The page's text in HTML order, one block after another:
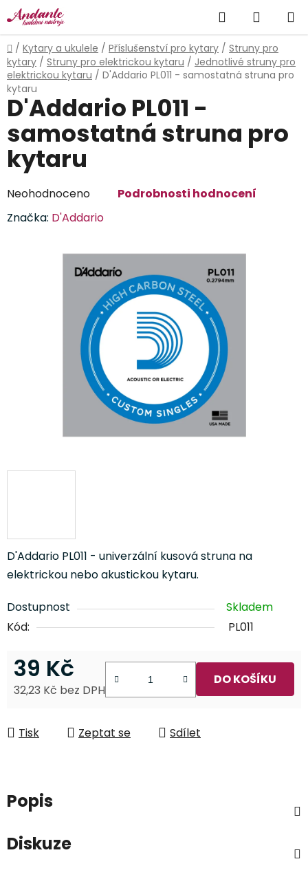
Přejít
na
obsah
Hledat
KOŠÍK
Domů
/ Kytary a ukulele / Příslušenství pro kytary / Struny pro
kytary / Struny pro elektrickou kytaru / Jednotlivé struny pro
elektrickou kytaru / D'Addario PL011 - samostatná struna pro
kytaru
D'Addario PL011 - univerzální kusová struna na
elektrickou nebo akustickou kytaru.
Dostupnost
Skladem
Kód:
PL011
39 Kč
32,23 Kč bez DPH
DO KOŠÍKU
Tisk Zeptat se Sdílet
D'Addario PL011 -
samostatná struna pro
kytaru
Průměrné
produktu
Neohodnoceno
Podrobnosti hodnocení
Značka: D'Addario
Popis
Diskuze